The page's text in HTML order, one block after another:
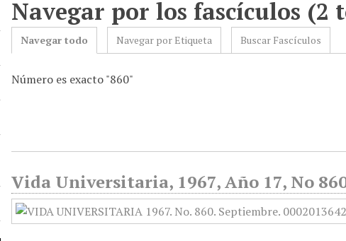
Navegar por los fascículos (2
Navegar todo Navegar por Etiqueta Buscar Fascículos
Número es exacto "860"
Vida Universitaria, 1967, Año 17, No